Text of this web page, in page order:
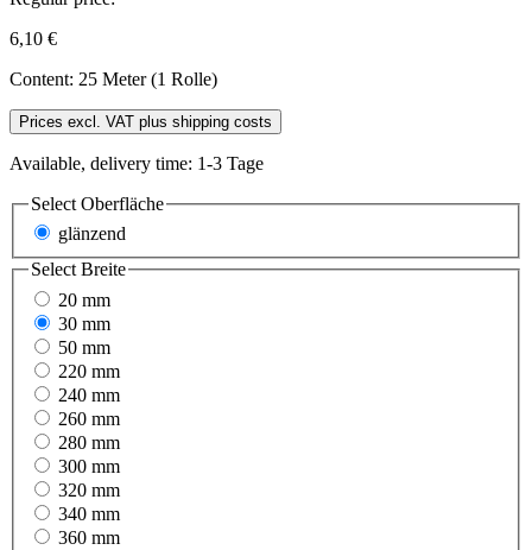
6,10 €
Content: 25 Meter (1 Rolle)
Prices excl. VAT plus shipping costs
Available, delivery time: 1-3 Tage
Select Oberfläche
glänzend
SelectBreite
20 mm
30 mm
50 mm
220 mm
240 mm
260 mm
280 mm
300 mm
320 mm
340 mm
360 mm